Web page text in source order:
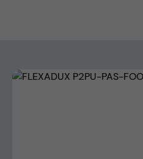
Skip image gallery